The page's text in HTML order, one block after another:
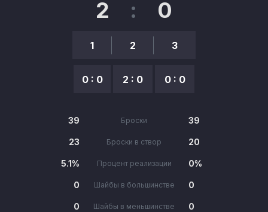
2 : 0
1
0 : 0
2
2 : 0
3
0 : 0
39 Броски 39
23 Броски в створ 20
5.1% Процент реализации 0%
0 Шайбы в большинстве 0
0 Шайбы в меньшинстве 0